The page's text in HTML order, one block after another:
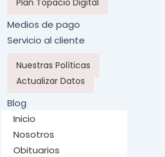
Plan Topacio Digital
Planes Empresariales
Medios de pago
Servicio al cliente
Nuestras Políticas
Actualizar Datos
Contáctenos
Blog
Inicio
Nosotros
Obituarios